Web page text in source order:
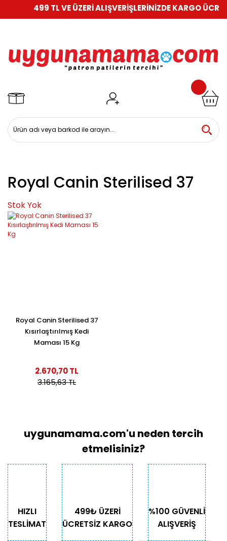
499 TL VE ÜZERİ ALIŞVERİŞLERİNİZDE KARGO
Royal Canin Sterilised 37
Stok Yok
Royal Canin Sterilised 37
Kısırlaştırılmış Kedi
Maması 15 Kg
2.670,70 TL
3.165,63 TL
uygunamama.com'u neden tercih
etmelisiniz?
HIZLI
TESLİMAT
499₺ ÜZERİ
ÜCRETSİZ KARGO
%100 GÜVENLİ
ALIŞVERİŞ